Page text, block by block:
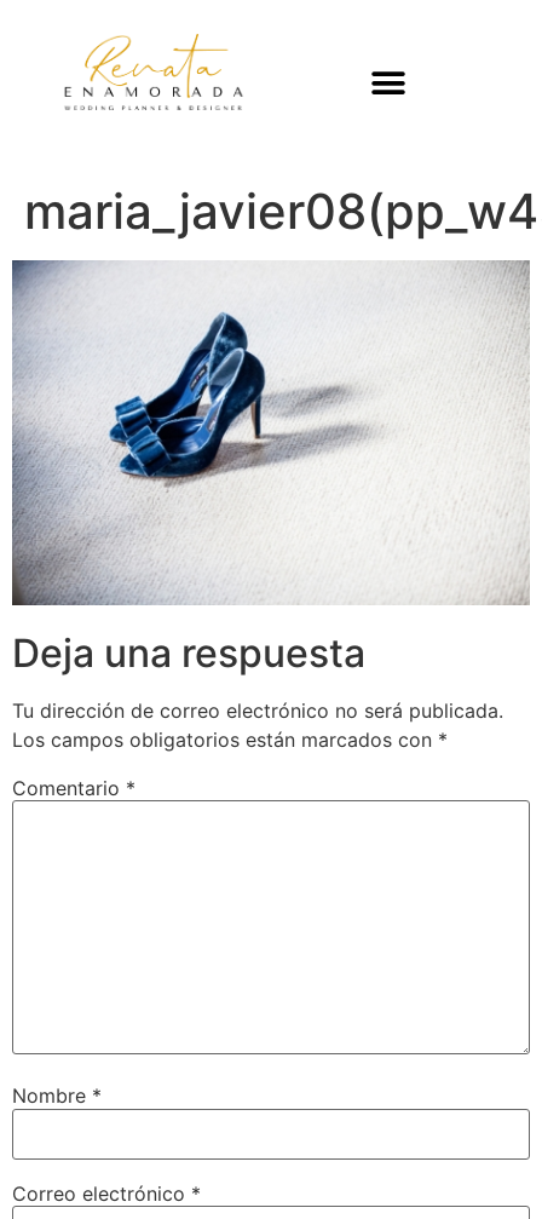
Deja una respuesta
Tu dirección de correo electrónico no será publicada.
Los campos obligatorios están marcados con *
Comentario *
Nombre *
Correo electrónico *